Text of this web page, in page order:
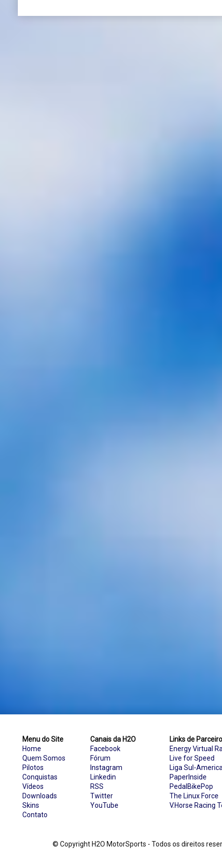
Menu do Site
Home
Quem Somos
Pilotos
Conquistas
Vídeos
Downloads
Skins
Contato
Canais da H2O
Facebook
Fórum
Instagram
Linkedin
RSS
Twitter
YouTube
Links de
Energy Virtual
Live for Speed
Liga Sul-
PaperInside
PedalBikePop
The Linux Force
V.Horse Racing
© Copyright H2O MotorSports - Todos os direitos